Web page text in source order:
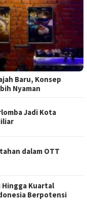
Baru, Konsep
Nyaman
Jadi Kota
dalam OTT
Hingga Kuartal
Berpotensi